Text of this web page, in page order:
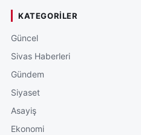
KATEGORILER
Güncel
Sivas Haberleri
Gündem
Siyaset
Asayiş
Ekonomi